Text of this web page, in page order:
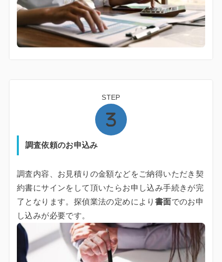
STEP
調査依頼のお申込み
調査内容、お見積りの金額などをご納得いただき契
約書にサインをして頂いたらお申し込み手続きが完
了となります。探偵業法の定めにより 書面でのお申
し込みが必要です。